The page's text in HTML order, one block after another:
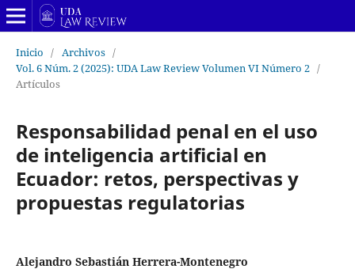
Inicio / Archivos /
Vol. 6 Núm. 2 (2025): UDA Law Review Volumen VI Número 2 /
Artículos
Responsabilidad penal en el uso
de inteligencia artificial en
Ecuador: retos, perspectivas y
propuestas regulatorias
Alejandro Sebastián Herrera-Montenegro